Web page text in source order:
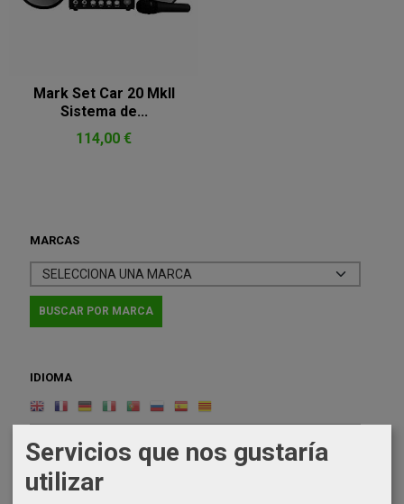
MARCAS
IDIOMA
COSTES DE ENVÍO
Mark Set Car 20 MkII
Sistema de...
114,00 €
Servicios que nos gustaría
utilizar